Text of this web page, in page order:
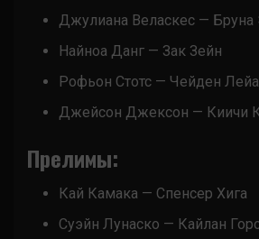
Джулиана Веласкес — Бруна
Найноа Данг — Зак Зейн
Рофьон Стотс — Чейден
Джейсон Джексон — Киичи
Прелимы:
Кай Камака — Спенсер Хига
Суэйн Лунаско — Кайлан